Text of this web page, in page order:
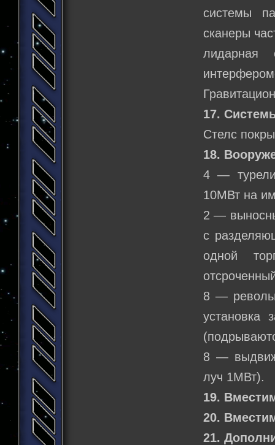
системы
сканеры
лидарная
17.
Стелс
18.
4 — турели
10МВт на
2 —
с
одной
8 —
установка
8 —
луч 1МВт).
19.
20.
21.